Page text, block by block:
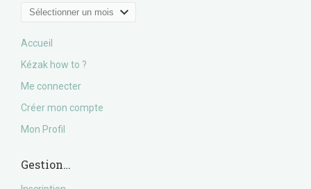
Archives
Accueil
Kézak how to ?
Me connecter
Créer mon compte
Mon Profil
Gestion…